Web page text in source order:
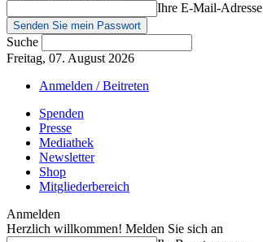
Ihre E-Mail-Adresse
Suche
Freitag, 07. August 2026
Anmelden / Beitreten
Spenden
Presse
Mediathek
Newsletter
Shop
Mitgliederbereich
Anmelden
Herzlich willkommen! Melden Sie sich an